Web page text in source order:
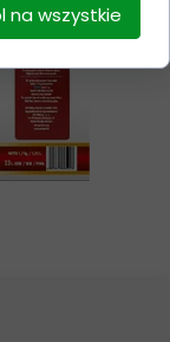
na wszystkie